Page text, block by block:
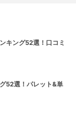
キング52選！口コミ
52選！パレット&単